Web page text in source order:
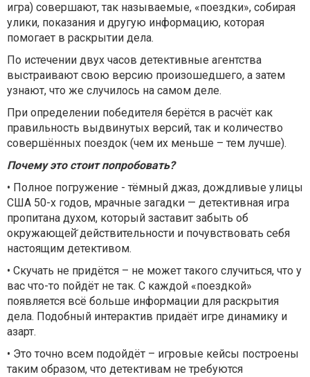
игра) совершают, так называемые, «поездки», собирая
улики, показания и другую информацию, которая
помогает в раскрытии дела.
По истечении двух часов детективные агентства
выстраивают свою версию произошедшего, а затем
узнают, что же случилось на самом деле.
При определении победителя берётся в расчёт как
правильность выдвинутых версий, так и количество
совершённых поездок (чем их меньше – тем лучше).
Почему это стоит попробовать?
• Полное погружение - тёмный джаз, дождливые улицы
США 50-х годов, мрачные загадки — детективная игра
пропитана духом, который заставит забыть об
окружающей̆ действительности и почувствовать себя
настоящим детективом.
• Скучать не придётся – не может такого случиться, что у
вас что-то пойдёт не так. С каждой «поездкой»
появляется всё больше информации для раскрытия
дела. Подобный интерактив придаёт игре динамику и
азарт.
• Это точно всем подойдёт – игровые кейсы построены
таким образом, что детективам не требуются